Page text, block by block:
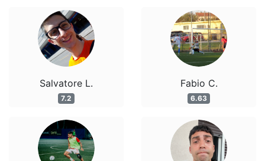
Salvatore L.
7.2
Fabio C.
6.63